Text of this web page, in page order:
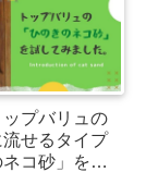
ップバリュの
流せるタイプ
コ砂」を評